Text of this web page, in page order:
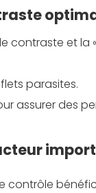
contraste et la
parasites.
assurer des
contrôle